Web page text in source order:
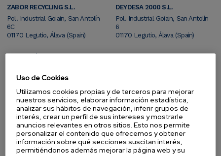
ZABOR RECYCLING S.L.
Pol. Industrial Goiain, San Antolín
6C
01170 Legutio, Álava (Spain)
DEYDESA 2000 S.L.
Pol. Industrial Goiain, San Antolín
6
01170 Legutio, Álava (Spain)
01170 Legutio, Álava (Spain)
DEPÓSITO RNP DEYDESA S.L.
Barrio Urkizu
48140 Igorre, Bizkaia (Spain)
Uso de Cookies
Utilizamos cookies propias y de terceros para mejorar
nuestros servicios, elaborar información estadística,
analizar sus hábitos de navegación, inferir grupos de
interés, crear un perfil de sus intereses y mostrarle
anuncios relevantes en otros sitios. Esto nos permite
personalizar el contenido que ofrecemos y obtener
información sobre qué secciones suscitan interés,
permitiéndonos además mejorar la página web y su